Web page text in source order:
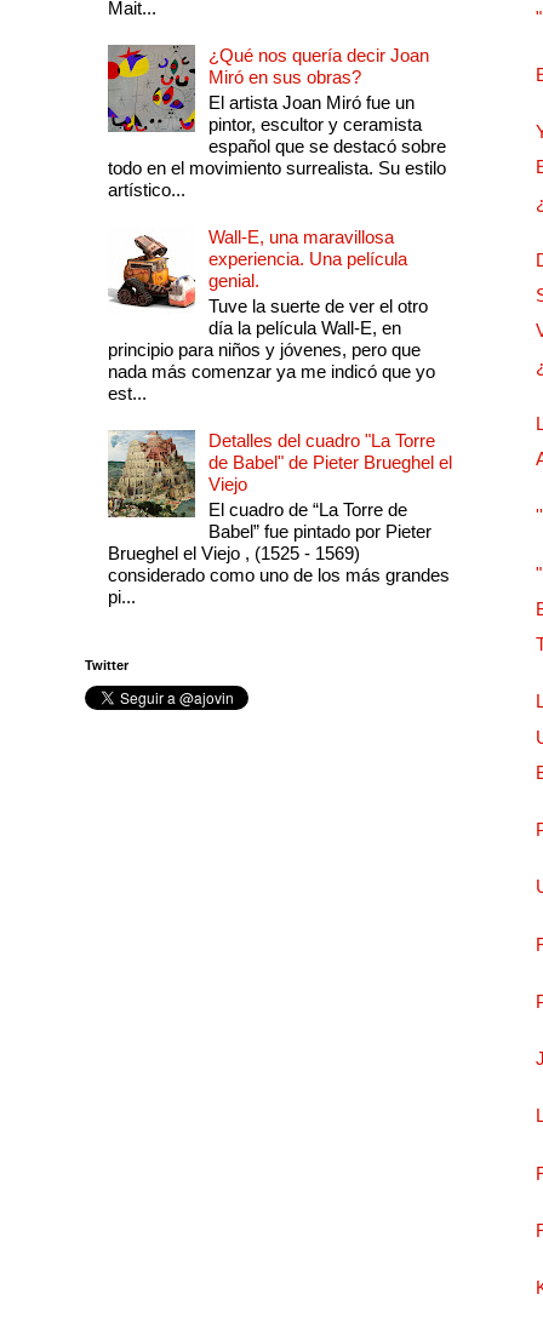
Mait...
¿Qué nos quería decir Joan
Miró en sus obras?
El artista Joan Miró fue un
pintor, escultor y ceramista
español que se destacó sobre
todo en el movimiento surrealista. Su estilo
artístico...
Wall-E, una maravillosa
experiencia. Una película
genial.
Tuve la suerte de ver el otro
día la película Wall-E, en
principio para niños y jóvenes, pero que
nada más comenzar ya me indicó que yo
est...
Detalles del cuadro "La Torre
de Babel" de Pieter Brueghel el
Viejo
El cuadro de “La Torre de
Babel” fue pintado por Pieter
Brueghel el Viejo , (1525 - 1569)
considerado como uno de los más grandes
pi...
Twitter